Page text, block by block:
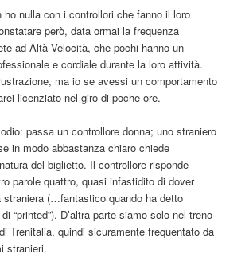
ho nulla con i controllori che fanno il loro
però, data ormai la frequenza
ad Altà Velocità, che pochi hanno un
e cordiale durante la loro attività.
ma io se avessi un comportamento
licenziato nel giro di poche ore.
passa un controllore donna; uno straniero
in modo abbastanza chiaro chiede
del biglietto. Il controllore risponde
parole quattro, quasi infastidito di dover
straniera (…fantastico quando ha detto
“printed”). D’altra parte siamo solo nel treno
Trenitalia, quindi sicuramente frequentato da
stranieri.